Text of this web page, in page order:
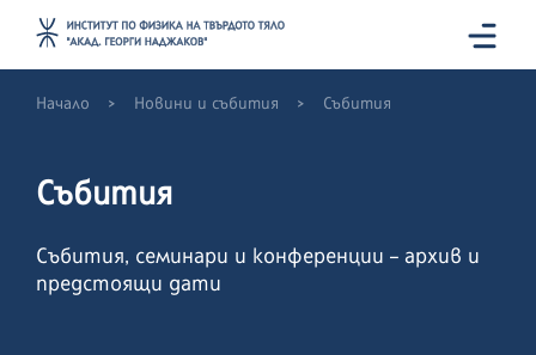
Начало > Новини и събития > Събития
Събития
Събития, семинари и конференции – архив и
предстоящи дати